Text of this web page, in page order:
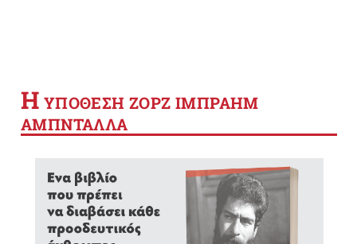
Η YΠΟΘΕΣΗ ΖΟΡΖ ΙΜΠΡΑΗΜ
ΑΜΠΝΤΑΛΛΑ